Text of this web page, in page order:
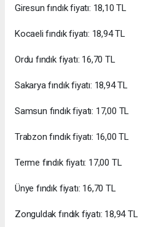
Giresun fındık fiyatı: 18,10 TL
Kocaeli fındık fiyatı: 18,94 TL
Ordu fındık fiyatı: 16,70 TL
Sakarya fındık fiyatı: 18,94 TL
Samsun fındık fiyatı: 17,00 TL
Trabzon fındık fiyatı: 16,00 TL
Terme fındık fiyatı: 17,00 TL
Ünye fındık fiyatı: 16,70 TL
Zonguldak fındık fiyatı: 18,94 TL